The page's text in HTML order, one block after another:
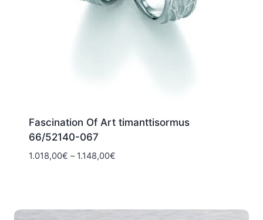
Fascination Of Art timanttisormus
66/52140-067
1.018,00€ – 1.148,00€Hintaluokka: